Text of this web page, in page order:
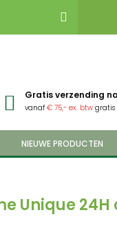
Gratis verzending
vanaf€ 75,- ex. btw gratis
NIEUWE PRODUCTEN
Unique